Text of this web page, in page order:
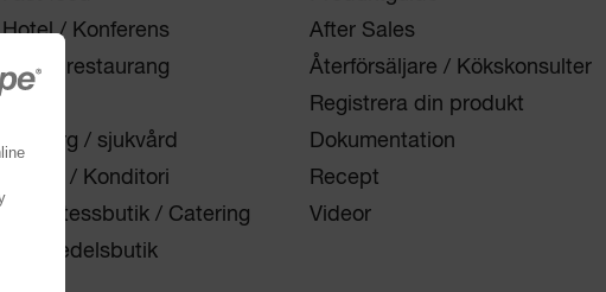
Hotel / Konferens
Etnisk restaurang
Omsorg / sjukvård
Bageri / Konditori
Delikatessbutik / Catering
Livsmedelsbutik
After Sales
Återförsäljare / Kökskonsulter
Registrera din produkt
Dokumentation
Recept
Videor